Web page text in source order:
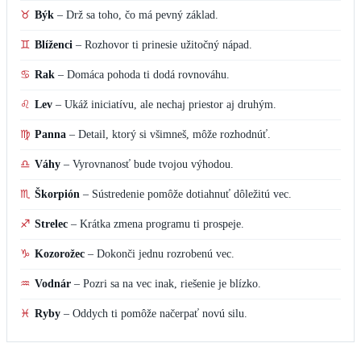
♉ Býk – Drž sa toho, čo má pevný základ.
♊ Blíženci – Rozhovor ti prinesie užitočný nápad.
♋ Rak – Domáca pohoda ti dodá rovnováhu.
♌ Lev – Ukáž iniciatívu, ale nechaj priestor aj druhým.
♍ Panna – Detail, ktorý si všimneš, môže rozhodnúť.
♎ Váhy – Vyrovnanosť bude tvojou výhodou.
♏ Škorpión – Sústredenie pomôže dotiahnuť dôležitú vec.
♐ Strelec – Krátka zmena programu ti prospeje.
♑ Kozorožec – Dokonči jednu rozrobenú vec.
♒ Vodnár – Pozri sa na vec inak, riešenie je blízko.
♓ Ryby – Oddych ti pomôže načerpať novú silu.